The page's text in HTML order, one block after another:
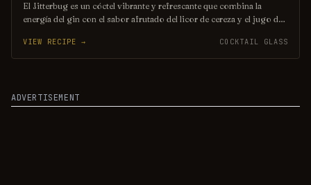
El Jitterbug es un cóctel vibrante y refrescante que combina la
energía del gin con el sabor afrutado del licor de cereza y el jugo de
perfecto para aquellos que buscan un toque de diversión en su
bebida. ¡Disfruta de su sabor único y animado en cualquier ocasión!
VIEW RECIPE → COCKTAIL GLASS
ADVERTISEMENT